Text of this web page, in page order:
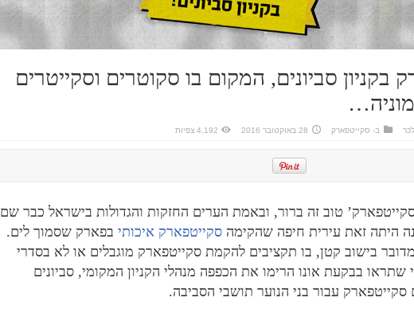
בקניון סביונים, המקום בו סקוטרים וסקייטרים
ב- סקייטפארק 28 באוקטובר 2016 4,192 צפיות
טוב זה ברור, ובאמת הערים החזקות והגדולות בישראל כבר שם
היתה זאת עירית חיפה שהקימה סקייטפארק איכותי בפארק שסמוך לים.
בישוב קטן, בו תקציבים להקמת סקייטפארק מוגבלים או לא בסדרי
שתראו בבקעת אונו הרימו את הכפפה מנהלי הקניון המקומי, סביונים
סקייטפארק עבור בני הנוער תושבי הסביבה.